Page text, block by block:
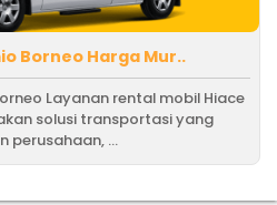
Borneo Harga Mur..
Layanan rental mobil Hiace
solusi transportasi yang
perusahaan, ...